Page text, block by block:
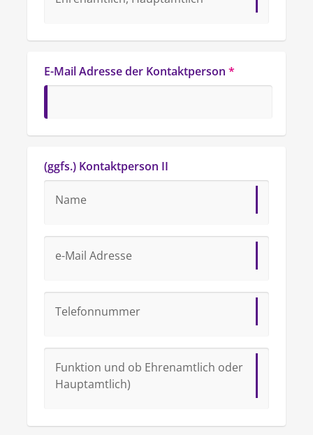
E-Mail Adresse der Kontaktperson *
(ggfs.) Kontaktperson II
Name
e-Mail Adresse
Telefonnummer
Funktion und ob Ehrenamtlich oder
Hauptamtlich)